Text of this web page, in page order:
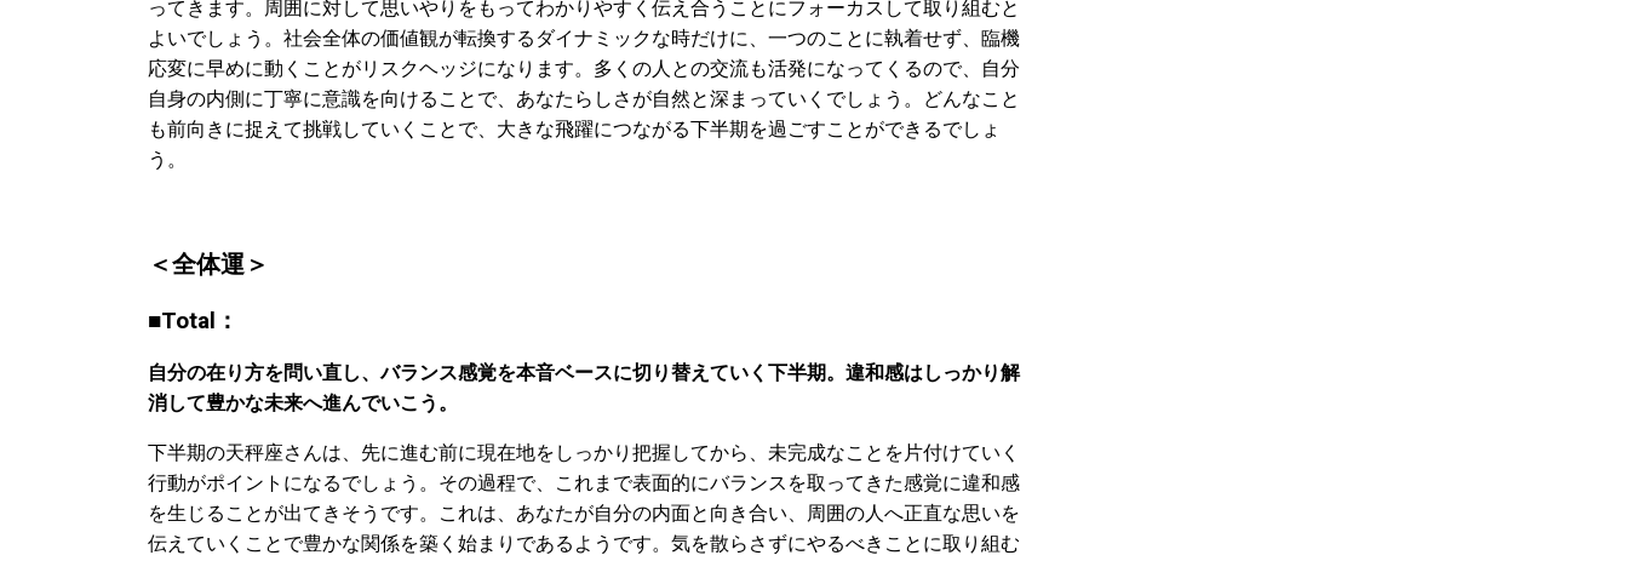
ってきます。周囲に対して思いやりをもってわかりやすく伝え合うことにフォーカスして取り組むと
よいでしょう。社会全体の価値観が転換するダイナミックな時だけに、一つのことに執着せず、臨機
応変に早めに動くことがリスクヘッジになります。多くの人との交流も活発になってくるので、自分
自身の内側に丁寧に意識を向けることで、あなたらしさが自然と深まっていくでしょう。どんなこと
も前向きに捉えて挑戦していくことで、大きな飛躍につながる下半期を過ごすことができるでしょ
う。
＜全体運＞
■Total：
自分の在り方を問い直し、バランス感覚を本音ベースに切り替えていく下半期。違和感はしっかり解
消して豊かな未来へ進んでいこう。
下半期の天秤座さんは、先に進む前に現在地をしっかり把握してから、未完成なことを片付けていく
行動がポイントになるでしょう。その過程で、これまで表面的にバランスを取ってきた感覚に違和感
を生じることが出てきそうです。これは、あなたが自分の内面と向き合い、周囲の人へ正直な思いを
伝えていくことで豊かな関係を築く始まりであるようです。気を散らさずにやるべきことに取り組む